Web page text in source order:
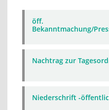
öff.
Bekanntmachung/
Nachtrag zur
Niederschrift -